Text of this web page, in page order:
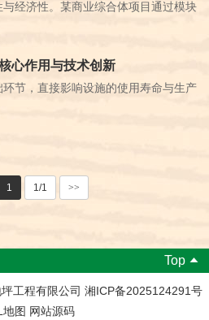
经济性。某商业综合体项目通过模块
心作用与技术创新
节，直接影响设施的使用寿命与生产
1 1/1 >>
Top
工程有限公司 湘ICP备2025124291号
地图 网站源码